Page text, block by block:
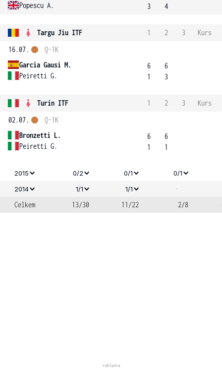
Popescu A.
3
4
Targu Jiu ITF 1 2 3
Kurs
16.07.
Garcia Gausi M.
Peiretti G.
Q-1K
6
1
6
3
Turín ITF 1 2 3
Kurs
02.07.
Bronzetti L.
Peiretti G.
Q-1K
6
1
6
1
2015 0/2 0/1
0/1
2014
1/1 1/1
-
Celkem
13/30 11/22 2/8